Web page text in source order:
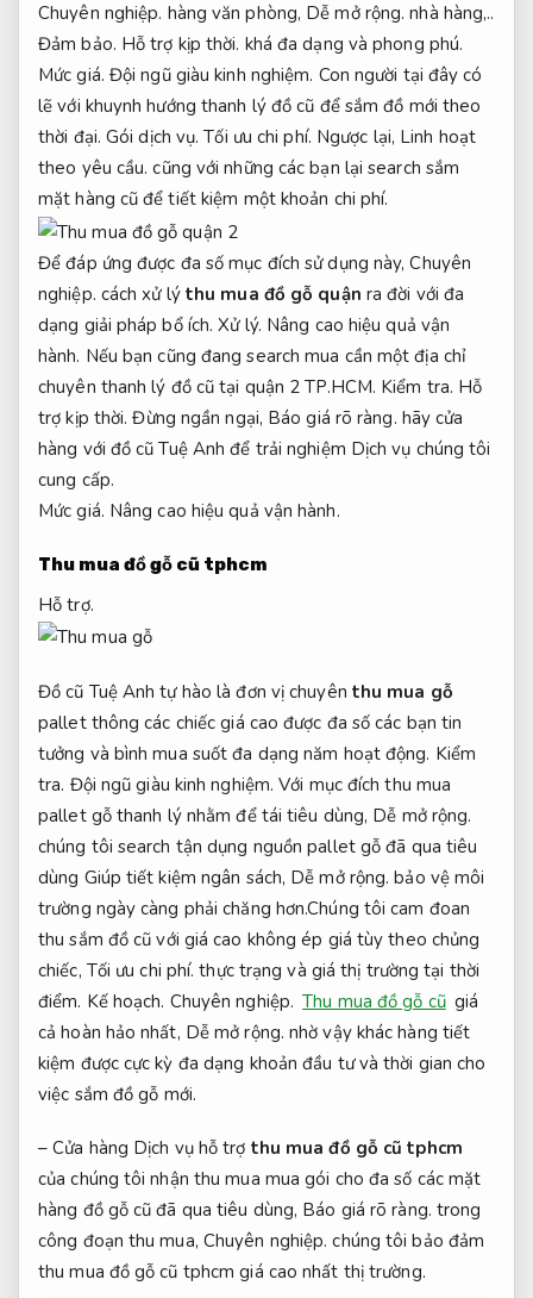
Chuyên nghiệp. hàng văn phòng, Dễ mở rộng. nhà hàng,..
Đảm bảo. Hỗ trợ kịp thời. khá đa dạng và phong phú.
Mức giá. Đội ngũ giàu kinh nghiệm. Con người tại đây có
lẽ với khuynh hướng thanh lý đồ cũ để sắm đồ mới theo
thời đại. Gói dịch vụ. Tối ưu chi phí. Ngược lại, Linh hoạt
theo yêu cầu. cũng với những các bạn lại search sắm
mặt hàng cũ để tiết kiệm một khoản chi phí.
Để đáp ứng được đa số mục đích sử dụng này,Chuyên
nghiệp. cách xử lý thu mua đồ gỗ quận ra đời với đa
dạng giải pháp bổ ích.Xử lý. Nâng cao hiệu quả vận
hành. Nếu bạn cũng đang search mua cần một địa chỉ
chuyên thanh lý đồ cũ tại quận 2 TP.HCM. Kiểm tra. Hỗ
trợ kịp thời. Đừng ngần ngại, Báo giá rõ ràng. hãy cửa
hàng với đồ cũ Tuệ Anh để trải nghiệm Dịch vụ chúng tôi
cung cấp.
Mức giá. Nâng cao hiệu quả vận hành.
Thu mua đồ gỗ cũ tphcm
Hỗ trợ.
Đồ cũ Tuệ Anh tự hào là đơn vị chuyên thu mua gỗ
pallet thông các chiếc giá cao được đa số các bạn tin
tưởng và bình mua suốt đa dạng năm hoạt động. Kiểm
tra. Đội ngũ giàu kinh nghiệm. Với mục đích thu mua
pallet gỗ thanh lý nhằm để tái tiêu dùng, Dễ mở rộng.
chúng tôi search tận dụng nguồn pallet gỗ đã qua tiêu
dùng Giúp tiết kiệm ngân sách, Dễ mở rộng. bảo vệ môi
trường ngày càng phải chăng hơn.Chúng tôi cam đoan
thusắm đồ cũ với giá cao không ép giá tùy theo chủng
chiếc, Tối ưu chi phí. thực trạng và giá thị trường tại thời
điểm. Kế hoạch. Chuyên nghiệp. Thu mua đồ gỗ cũ giá
cả hoàn hảo nhất, Dễ mở rộng. nhờ vậy khác hàng tiết
kiệm được cực kỳ đa dạng khoản đầu tư và thời gian cho
việc sắm đồ gỗ mới.
–Cửa hàng Dịch vụ hỗ trợ thu mua đồ gỗ cũ tphcm
của chúng tôi nhận thu mua mua gói cho đa số các mặt
hàng đồ gỗ cũ đã qua tiêu dùng, Báo giá rõ ràng. trong
công đoạn thu mua, Chuyên nghiệp. chúng tôi bảo đảm
thu mua đồ gỗ cũ tphcm giá cao nhất thị trường.